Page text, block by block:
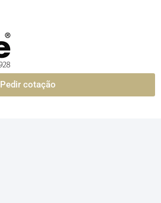
Pedir cotação